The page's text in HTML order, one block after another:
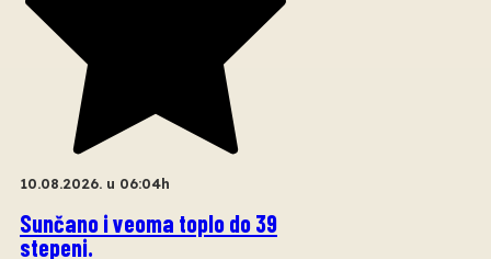
10.08.2026. u 06:04h
Sunčano i veoma toplo do 39
stepeni.